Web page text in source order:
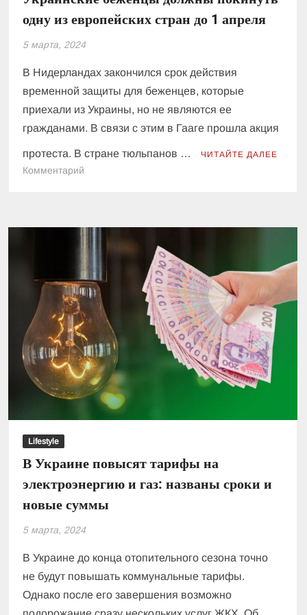
одну из европейских стран до 1 апреля
5 марта, 2024
В Нидерландах закончился срок действия
временной защиты для беженцев, которые
приехали из Украины, но не являются ее
гражданами. В связи с этим в Гааге прошла акция
протеста. В стране тюльпанов … ЧИТАЙТЕ ДАЛЕЕ
Комментарий
покинуть
одну
европейских
стран
до
апреля
Lifestyle
В Украине повысят тарифы на
электроэнергию и газ: названы сроки и
новые суммы
5 марта, 2024
В Украине до конца отопительного сезона точно
не будут повышать коммунальные тарифы.
Однако после его завершения возможно